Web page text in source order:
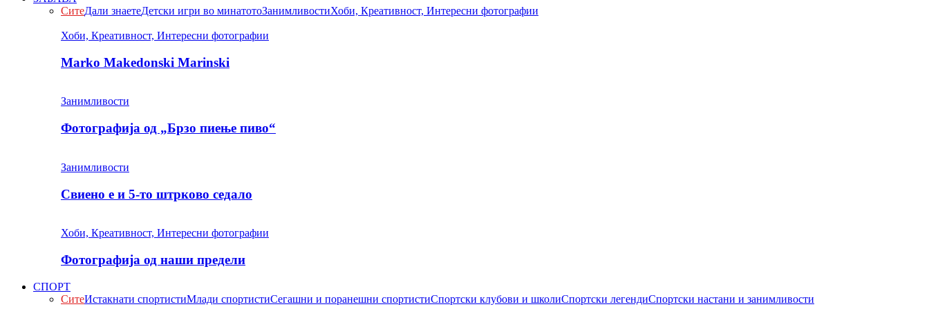
СитеДали знаетеДетски игри во минатотоЗанимливостиХоби, Креативност, Интересни фотографии
Хоби, Креативност, Интересни фотографии
Marko Makedonski Marinski
Занимливости
Фотографија од „Брзо пиење пиво“
Занимливости
Свиено е и 5-то штрково седало
Хоби, Креативност, Интересни фотографии
Фотографија од наши предели
СПОРТ
СитеИстакнати спортистиМлади спортистиСегашни и поранешни спортистиСпортски клубови и школиСпортски легендиСпортски настани и занимливости